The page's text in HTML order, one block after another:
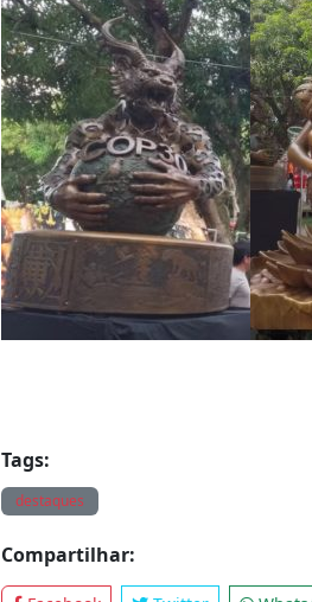
Fonte: Jornal Destaques –
#COP30 #Brasil #China